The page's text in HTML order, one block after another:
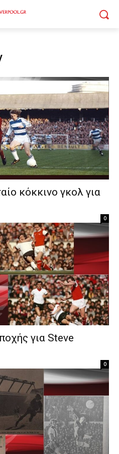
κόκκινο γκολ για
0
για Steve
0